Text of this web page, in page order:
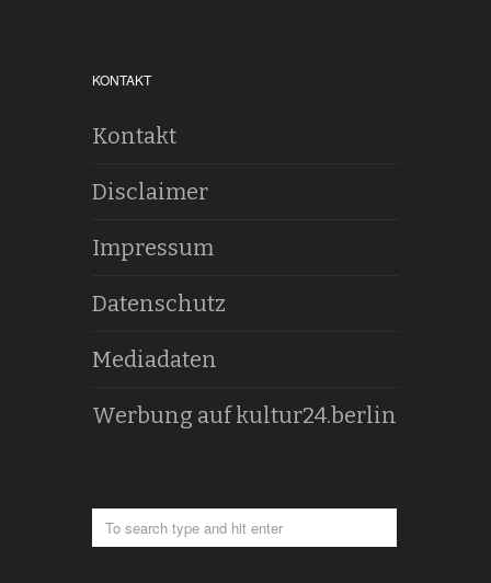
KONTAKT
Kontakt
Disclaimer
Impressum
Datenschutz
Mediadaten
Werbung auf kultur24.berlin